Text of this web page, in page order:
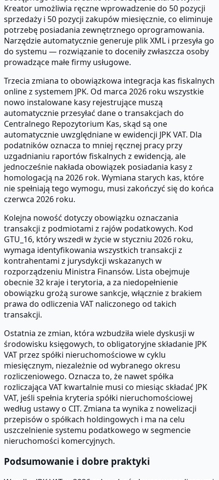
Kreator umożliwia ręczne wprowadzenie do 50 pozycji
sprzedaży i 50 pozycji zakupów miesięcznie, co eliminuje
potrzebę posiadania zewnętrznego oprogramowania.
Narzędzie automatycznie generuje plik XML i przesyła go
do systemu — rozwiązanie to doceniły zwłaszcza osoby
prowadzące małe firmy usługowe.
Trzecia zmiana to obowiązkowa integracja kas fiskalnych
online z systemem JPK. Od marca 2026 roku wszystkie
nowo instalowane kasy rejestrujące muszą
automatycznie przesyłać dane o transakcjach do
Centralnego Repozytorium Kas, skąd są one
automatycznie uwzględniane w ewidencji JPK VAT. Dla
podatników oznacza to mniej ręcznej pracy przy
uzgadnianiu raportów fiskalnych z ewidencją, ale
jednocześnie nakłada obowiązek posiadania kasy z
homologacją na 2026 rok. Wymiana starych kas, które
nie spełniają tego wymogu, musi zakończyć się do końca
czerwca 2026 roku.
Kolejna nowość dotyczy obowiązku oznaczania
transakcji z podmiotami z rajów podatkowych. Kod
GTU_16, który wszedł w życie w styczniu 2026 roku,
wymaga identyfikowania wszystkich transakcji z
kontrahentami z jurysdykcji wskazanych w
rozporządzeniu Ministra Finansów. Lista obejmuje
obecnie 32 kraje i terytoria, a za niedopełnienie
obowiązku grożą surowe sankcje, włącznie z brakiem
prawa do odliczenia VAT naliczonego od takich
transakcji.
Ostatnia ze zmian, która wzbudziła wiele dyskusji w
środowisku księgowych, to obligatoryjne składanie JPK
VAT przez spółki nieruchomościowe w cyklu
miesięcznym, niezależnie od wybranego okresu
rozliczeniowego. Oznacza to, że nawet spółka
rozliczająca VAT kwartalnie musi co miesiąc składać JPK
VAT, jeśli spełnia kryteria spółki nieruchomościowej
według ustawy o CIT. Zmiana ta wynika z nowelizacji
przepisów o spółkach holdingowych i ma na celu
uszczelnienie systemu podatkowego w segmencie
nieruchomości komercyjnych.
Podsumowanie i dobre praktyki